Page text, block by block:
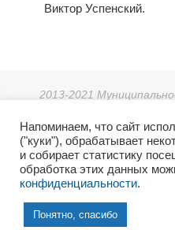
Виктор Успенский.
2013-2021
г. Зея, мкр. Светлый
2021г. Отдел культуры и
Напоминаем, что сайт
("куки"), обрабатывает
и собирает статистику
обработка этих данных
конфиденциальности.
Понятно, спасибо